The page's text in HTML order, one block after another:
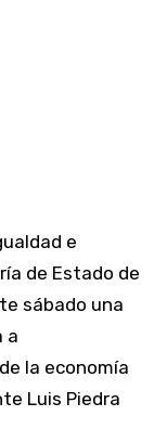
e
de Estado de
sábado una
a
la economía
Luis Piedra